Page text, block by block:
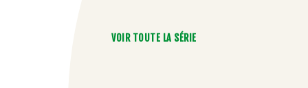
VOIR TOUTE LA SÉRIE